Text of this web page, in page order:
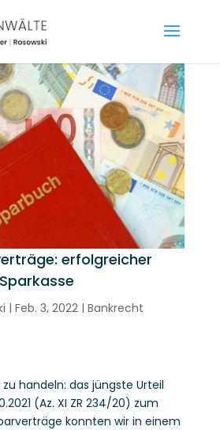
erfolgreicher
| Feb. 3, 2022| Bankrecht
handeln: das jüngste Urteil
(Az. XI ZR 234/20) zum
konnten wir in einem